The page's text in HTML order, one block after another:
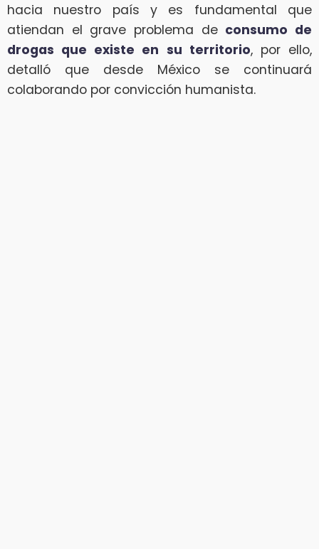
hacia nuestro país y es fundamental que
atiendan el grave problema de consumo de
drogas que existe en su territorio, por ello,
detalló que desde México se continuará
colaborando por convicción humanista.